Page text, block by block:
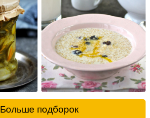
Больше подборок